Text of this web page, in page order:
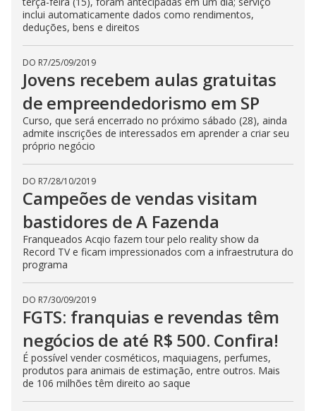
inclui automaticamente dados como rendimentos,
deduções, bens e direitos
DO R7/25/09/2019
Jovens recebem aulas gratuitas
de empreendedorismo em SP
Curso, que será encerrado no próximo sábado (28), ainda
admite inscrições de interessados em aprender a criar seu
próprio negócio
DO R7/28/10/2019
Campeões de vendas visitam
bastidores de A Fazenda
Franqueados Acqio fazem tour pelo reality show da
Record TV e ficam impressionados com a infraestrutura do
programa
DO R7/30/09/2019
FGTS: franquias e revendas têm
negócios de até R$ 500. Confira!
É possível vender cosméticos, maquiagens, perfumes,
produtos para animais de estimação, entre outros. Mais
de 106 milhões têm direito ao saque